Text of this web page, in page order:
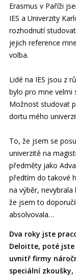
Erasmus v Paříži
IES a Univerzity
rozhodnutí
jejich reference
volba.
Lidé na IES jsou z
bylo pro mne velmi
Možnost studovat
dortu mého
To, že jsem se
univerzitě na
předměty jako
předtím do takové
na výběr, nevybrala
že jsem to
absolvovala…
Dva roky jste
Deloitte, poté jste
uvnitř firmy
speciální